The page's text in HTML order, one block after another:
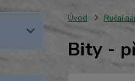
Úvod Ruční
Bity -